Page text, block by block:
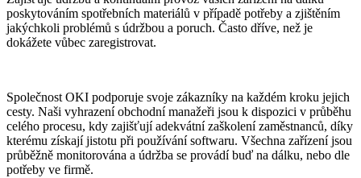
poskytováním spotřebních materiálů v případě potřeby a zjištěním
jakýchkoli problémů s údržbou a poruch. Často dříve, než je
dokážete vůbec zaregistrovat.
Společnost OKI podporuje svoje zákazníky na každém kroku jejich
cesty. Naši vyhrazení obchodní manažeři jsou k dispozici v průběhu
celého procesu, kdy zajišťují adekvátní zaškolení zaměstnanců, díky
kterému získají jistotu při používání softwaru. Všechna zařízení jsou
průběžně monitorována a údržba se provádí buď na dálku, nebo dle
potřeby ve firmě.